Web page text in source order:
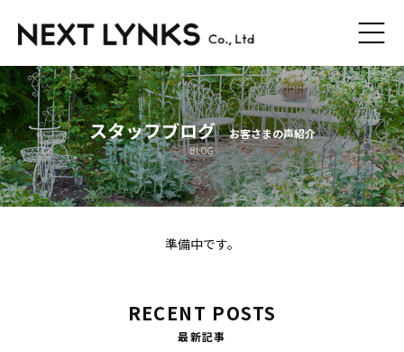
ホーム
コンセプト
外構・庭工事
スタッフブログ お客さまの声紹介
BLOG
準備中です。
RECENT POSTS
最新記事